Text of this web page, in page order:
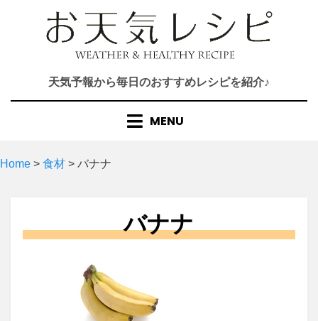
天気予報から毎日のおすすめレシピを紹介♪
MENU
Home > 食材 > バナナ
バナナ